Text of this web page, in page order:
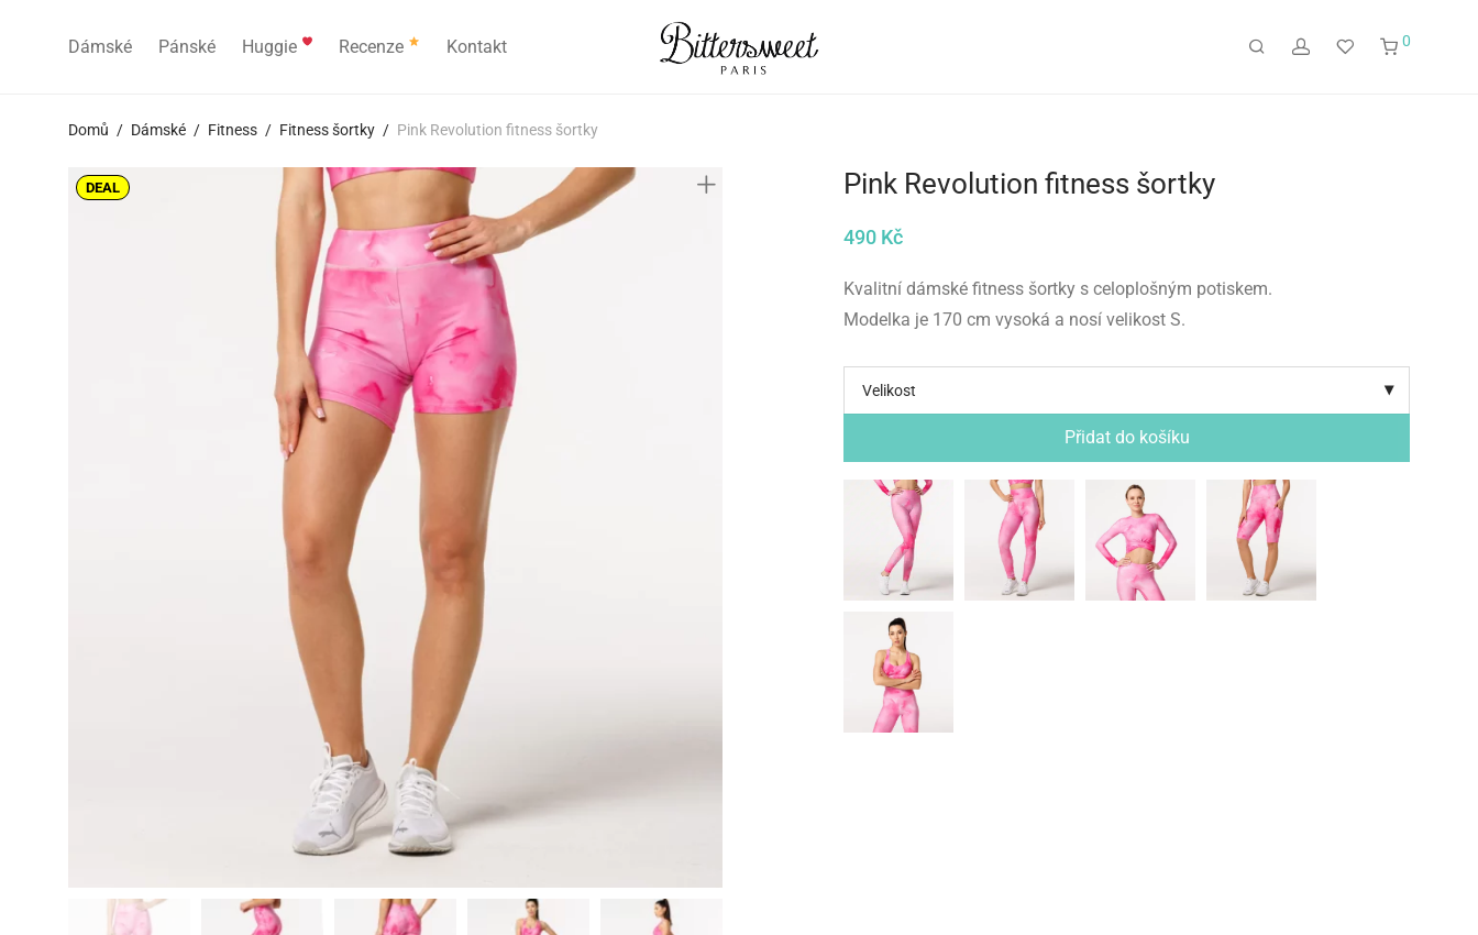
Dámské Pánské Huggie Recenze Kontakt 0
Domů / Dámské / Fitness / Fitness šortky / Pink Revolution fitness šortky
DEAL Pink Revolution fitness šortky
490 Kč
Kvalitní dámské fitness šortky s celoplošným potiskem.
Modelka je 170 cm vysoká a nosí velikost S.
Velikost
Přidat do košíku